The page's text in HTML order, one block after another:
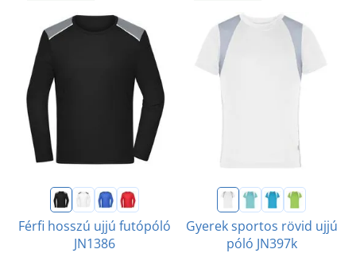
Férfi hosszú ujjú futópóló
JN1386
Gyerek sportos rövid ujjú
póló JN397k